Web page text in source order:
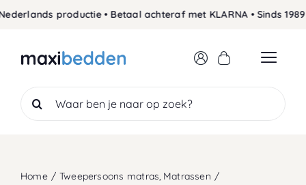
Skip
productie • Betaal achteraf met KLARNA • Sinds 1989
Search
for:
Home Tweepersoons matras Matrassen